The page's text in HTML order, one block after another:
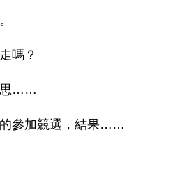
嗎？
思……
參加競選，結果……